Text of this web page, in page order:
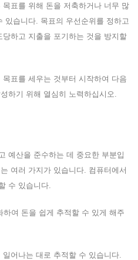
표를 위해 돈을 저축하거나 너무 많
있습니다. 목표의 우선순위를 정하고
하고 지출을 포기하는 것을 방지할
표를 세우는 것부터 시작하여 다음
하기 위해 열심히 노력하십시오.
예산을 준수하는 데 중요한 부분입
여러 가지가 있습니다. 컴퓨터에서
수 있습니다.
여 돈을 쉽게 추적할 수 있게 해주
어나는 대로 추적할 수 있습니다.